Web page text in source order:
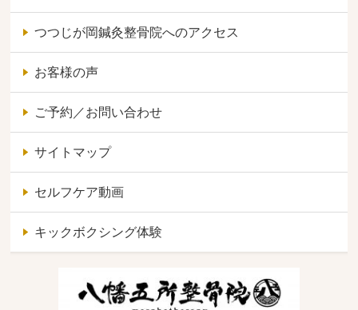
つつじが岡鍼灸整骨院へのアクセス
お客様の声
ご予約／お問い合わせ
サイトマップ
セルフケア動画
キックボクシング体験